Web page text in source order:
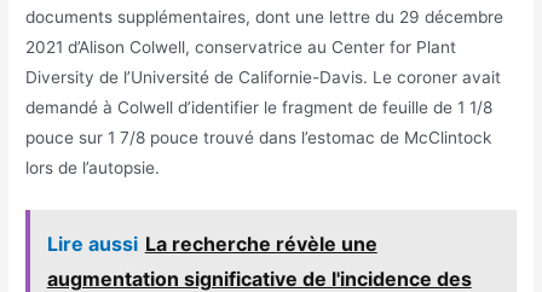
documents supplémentaires, dont une lettre du 29 décembre
2021 d’Alison Colwell, conservatrice au Center for Plant
Diversity de l’Université de Californie-Davis. Le coroner avait
demandé à Colwell d’identifier le fragment de feuille de 1 1/8
pouce sur 1 7/8 pouce trouvé dans l’estomac de McClintock
lors de l’autopsie.
Lire aussi La recherche révèle une
augmentation significative de l'incidence des